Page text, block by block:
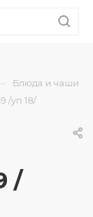
Блюда и чаши
/уп 18/
/